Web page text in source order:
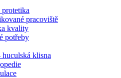
pracoviště
kvality
potřeby
huculská klisna